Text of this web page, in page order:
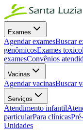
Exames
Agendar examesBuscar
genômicosExames
examesConvênios
Vacinas
Agendar vacinasBuscar
Serviços
Atendimento infantil
particularPara clínicas
Unidades